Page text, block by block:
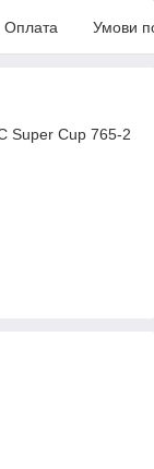
Оплата Умови
Super Cup 765-2